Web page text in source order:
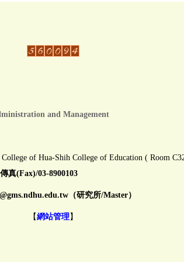
and Management
of Hua-Shih College of Education ( Room
真(Fax)/03-8900103
【網站管理】